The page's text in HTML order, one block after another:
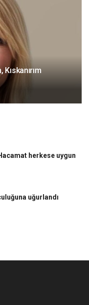
Kıskanırım
herkese uygun
uğurlandı